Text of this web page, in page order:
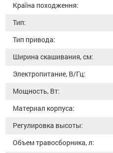
Країна походження:
Тип:
Тип привода:
Ширина скашивания, см:
Электропитание, В/Гц:
Мощность, Вт:
Материал корпуса:
Регулировка высоты:
Объем травосборника, л: